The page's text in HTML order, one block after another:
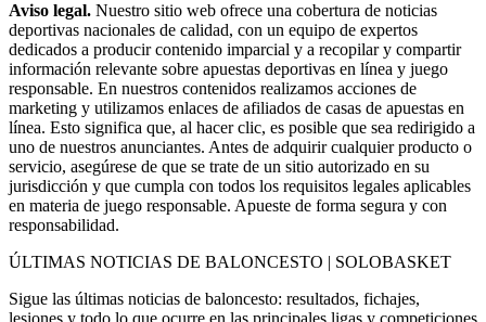
Aviso legal. Nuestro sitio web ofrece una cobertura de noticias
deportivas nacionales de calidad, con un equipo de expertos
dedicados a producir contenido imparcial y a recopilar y compartir
información relevante sobre apuestas deportivas en línea y juego
responsable. En nuestros contenidos realizamos acciones de
marketing y utilizamos enlaces de afiliados de casas de apuestas en
línea. Esto significa que, al hacer clic, es posible que sea redirigido a
uno de nuestros anunciantes. Antes de adquirir cualquier producto o
servicio, asegúrese de que se trate de un sitio autorizado en su
jurisdicción y que cumpla con todos los requisitos legales aplicables
en materia de juego responsable. Apueste de forma segura y con
responsabilidad.
ÚLTIMAS NOTICIAS DE BALONCESTO | SOLOBASKET
Sigue las últimas noticias de baloncesto: resultados, fichajes,
lesiones y todo lo que ocurre en las principales ligas y competiciones